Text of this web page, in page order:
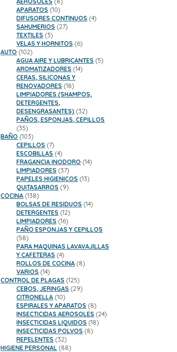
APARATOS 1010
productos
DIFUSORES CONTINUOS 44
SAHUMERIOS 2727
TEXTILES 33
productos
VELAS Y HORNITOS 66
AUTO 102102
productos
AGUA AIRE Y LUBRICANTES 55
AROMATIZADORES 1414
CERAS, SILICONAS Y
RENOVADORES 1818
productos
LIMPIADORES (SHAMPOS,
DETERGENTES,
DESENGRASANTES) 3232
productos
PAÑOS, ESPONJAS, CEPILLOS
3535
productos
BAÑO 103103
productos
CEPILLOS 77
productos
ESCOBILLAS 44
productos
FRAGANCIA INODORO 1414
LIMPIADORES 3737
productos
PAPELES HIGIENICOS 1313
QUITASARROS 99
COCINA 138138
productos
BOLSAS DE RESIDUOS 1414
DETERGENTES 1212
productos
LIMPIADORES 1616
productos
PAÑO ESPONJAS Y CEPILLOS
5858
productos
PARA MAQUINAS LAVAVAJILLAS
Y CAFETERAS 44
productos
ROLLOS DE COCINA 88
VARIOS 1414
productos
CONTROL DE PLAGAS 125125
productos
CEBOS, JERINGAS 2929
CITRONELLA 1010
productos
ESPIRALES Y APARATOS 88
productos
INSECTICIDAS AEROSOLES 2424
INSECTICIDAS LIQUIDOS 1818
INSECTICIDAS POLVOS 88
REPELENTES 3232
productos
HIGIENE PERSONAL 8888